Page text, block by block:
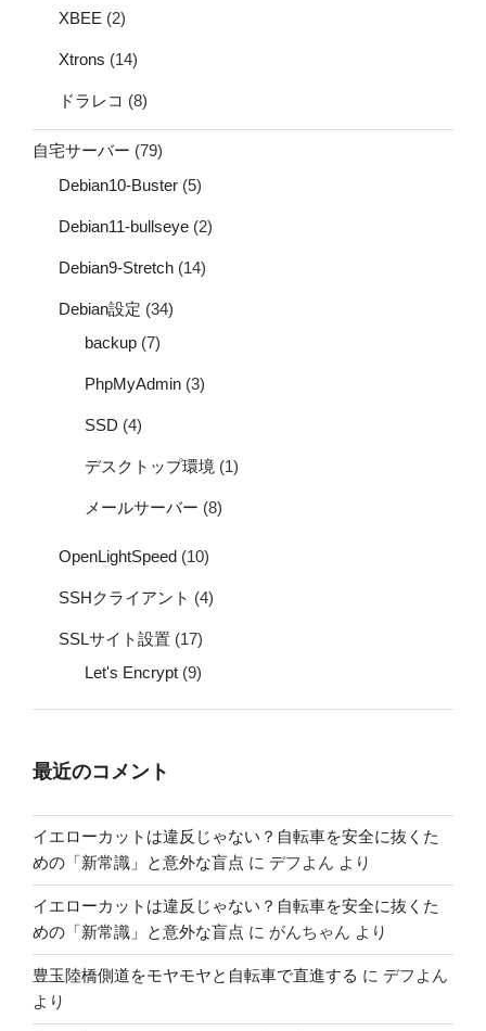
XBEE (2)
Xtrons (14)
ドラレコ (8)
自宅サーバー (79)
Debian10-Buster (5)
Debian11-bullseye (2)
Debian9-Stretch (14)
Debian設定 (34)
backup (7)
PhpMyAdmin (3)
SSD (4)
デスクトップ環境 (1)
メールサーバー (8)
OpenLightSpeed (10)
SSHクライアント (4)
SSLサイト設置 (17)
Let's Encrypt (9)
最近のコメント
イエローカットは違反じゃない？自転車を安全に抜くた
めの「新常識」と意外な盲点 に デフよん より
イエローカットは違反じゃない？自転車を安全に抜くた
めの「新常識」と意外な盲点 に がんちゃん より
豊玉陸橋側道をモヤモヤと自転車で直進する に デフよん
より